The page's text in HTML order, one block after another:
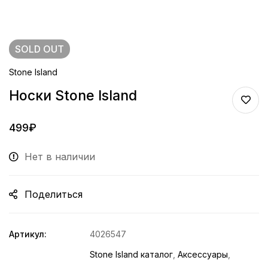
SOLD OUT
Stone Island
Носки Stone Island
499₽
Нет в наличии
Поделиться
Артикул:
4026547
Stone Island каталог Аксессуары